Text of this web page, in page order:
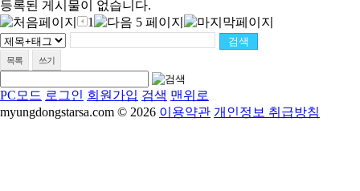
등록된 게시물이 없습니다.
1
목록 쓰기
PC모드 로그인 회원가입 검색 맨위로
myungdongstarsa.com © 2026 이용약관 개인정보 취급방침